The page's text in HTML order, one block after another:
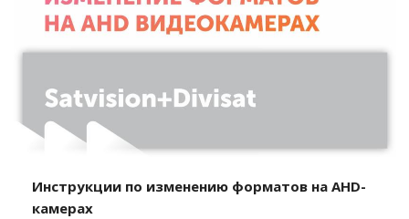
Инструкции по изменению форматов на AHD-
камерах